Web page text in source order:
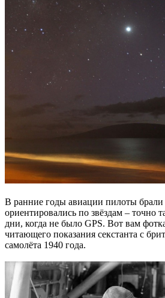
В ранние годы авиации пилоты брали
ориентировались по звёздам – точно
дни, когда не было GPS. Вот вам
читающего показания секстанта с
самолёта 1940 года.